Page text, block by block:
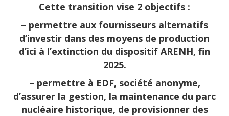
Cette transition vise 2 objectifs :
– permettre aux fournisseurs alternatifs
d’investir dans des moyens de production
d’ici à l’extinction du dispositif ARENH, fin
2025.
– permettre à EDF, société anonyme,
d’assurer la gestion, la maintenance du parc
nucléaire historique, de provisionner des